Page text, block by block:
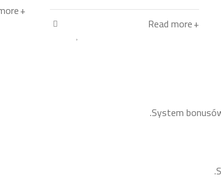
Read more
التدريب الرياضي وفلسفة اللعب المسؤول. وتؤكد
System
you, responsible play is about setting